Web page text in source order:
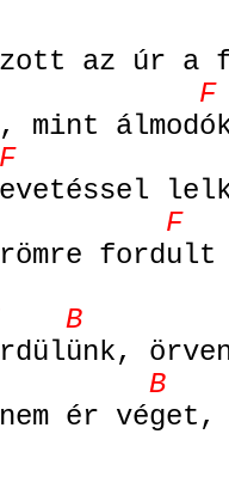
az úr a
F
mint
F
fordult
ér